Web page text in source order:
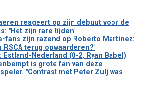
reageert op zijn debuut voor de
"Het zijn rare tijden"
fans zijn razend op Roberto Martinez:
RSCA terug opwaarderen?"
Estland-Nederland (0-2, Ryan Babel)
is grote fan van deze
"Contrast met Peter Zulj was